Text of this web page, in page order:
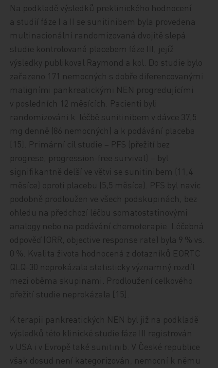
Na podkladě výsledků preklinického hodnocení
a studií fáze I a II se sunitinibem byla provedena
multinacionální randomizovaná dvojitě slepá
studie kontrolovaná placebem fáze III, jejíž
výsledky publikoval Raymond a kol. Do studie bylo
zařazeno 171 nemocných s dobře diferencovanými
maligními pankreatickými NEN progredujícími
v posledních 12 měsících. Pacienti byli
randomizováni k léčbě sunitinibem v dávce 37,5
mg denně (86 nemocných) a k podávání placeba
[15]. Primární cíl studie – PFS (přežití bez
progrese, progression-free survival) – byl
signifikantně delší ve větvi se sunitinibem (11,4
měsíce) oproti placebu (5,5 měsíce). PFS byl navíc
podobně prodloužen ve všech podskupinách, bez
ohledu na předchozí léčbu somatostatinovými
analogy nebo na podávání chemoterapie. Léčebná
odpověď (ORR, objective response rate) byla 9 % vs.
0 %. Kvalita života hodnocená z dotazníků EORTC
QLQ-30 neprokázala statisticky významný rozdíl
mezi oběma skupinami. Prodloužení celkového
přežití studie neprokázala [15].
K terapii pankreatických NEN byl již na podkladě
výsledků této klinické studie fáze III registrován
v USA i v Evropě také sunitinib. V České republice
však dosud není kategorizován, nemocní k němu